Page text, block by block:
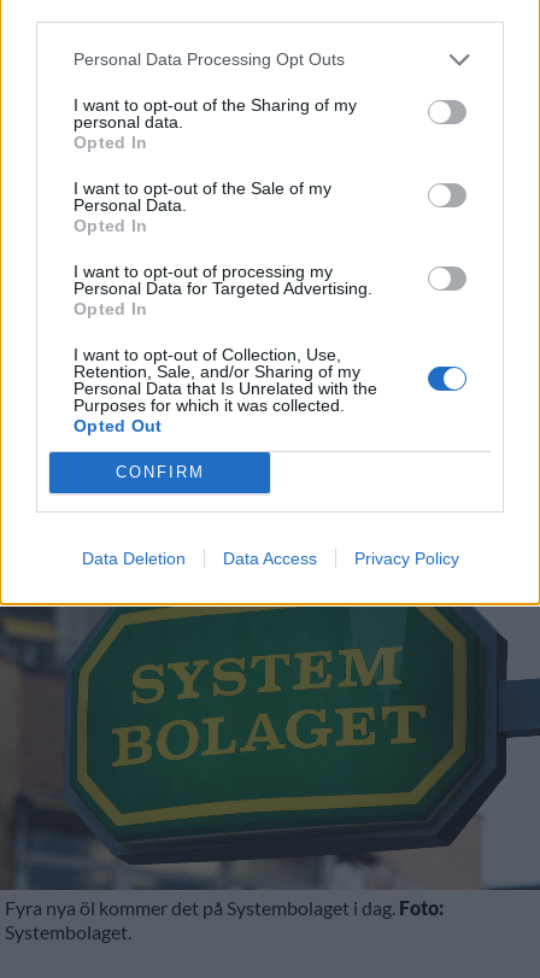
Personal Data Processing Opt Outs
I want to opt-out of the Sharing of my
personal data.
Opted In
I want to opt-out of the Sale of my
Personal Data.
Opted In
I want to opt-out of processing my
Personal Data for Targeted Advertising.
Opted In
I want to opt-out of Collection, Use,
Retention, Sale, and/or Sharing of my
Personal Data that Is Unrelated with the
Purposes for which it was collected.
Opted Out
CONFIRM
Data Deletion Data Access Privacy Policy
NYHET
Så smakar de nya ölen på
hyllorna
Av Ronny Karlsson
Publicerat2020-07-08
NYHET
Fyra nya öl kommer det på Systembolaget i dag. Foto:
Systembolaget.